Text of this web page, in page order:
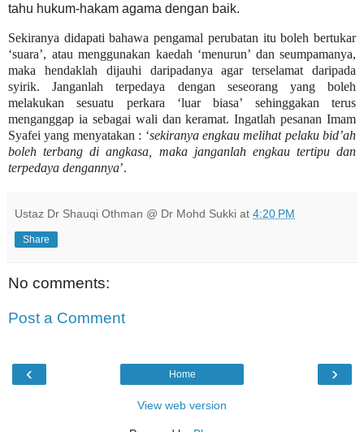
tahu hukum-hakam agama dengan baik.
Sekiranya didapati bahawa pengamal perubatan itu boleh bertukar
‘suara’, atau menggunakan kaedah ‘menurun’ dan seumpamanya,
maka hendaklah dijauhi daripadanya agar terselamat daripada
syirik.
Janganlah terpedaya dengan seseorang yang boleh
melakukan sesuatu perkara ‘luar biasa’ sehinggakan terus
menganggap ia sebagai wali dan keramat. Ingatlah pesanan Imam
Syafei yang menyatakan : ‘sekiranya engkau melihat pelaku bid’ah
boleh terbang di angkasa, maka janganlah engkau tertipu dan
terpedaya dengannya’.
Ustaz Dr Shauqi Othman @ Dr Mohd Sukki at 4:20 PM
Share
No comments:
Post a Comment
‹ ›
Home
View web version